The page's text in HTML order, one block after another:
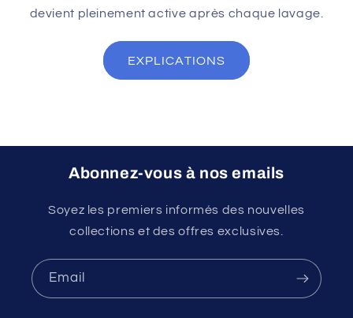
devient pleinement active après chaque lavage.
EXPLICATIONS
Abonnez-vous à nos emails
Soyez les premiers informés des nouvelles
collections et des offres exclusives.
Email